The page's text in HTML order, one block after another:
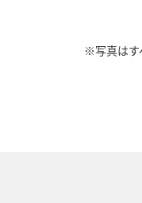
※写真はす